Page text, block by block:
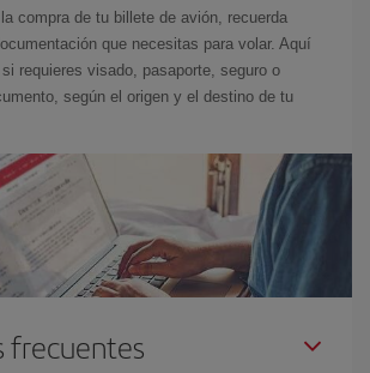
compra de tu billete de avión, recuerda
que necesitas para volar. Aquí
requieres visado, pasaporte, seguro o
según el origen y el destino de tu
frecuentes